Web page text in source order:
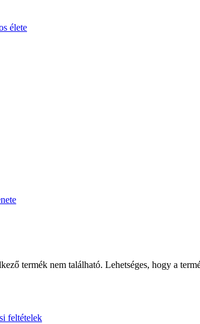
élete
termék nem található. Lehetséges, hogy a
feltételek